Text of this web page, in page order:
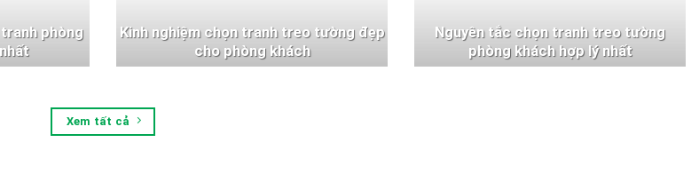
phòng
Kinh nghiệm chọn tranh treo tường đẹp
cho phòng khách
Nguyên tắc chọn tranh treo tường
phòng khách hợp lý nhất
Xem tất cả